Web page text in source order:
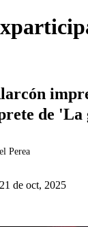
de 'La
Perea
de oct, 2025